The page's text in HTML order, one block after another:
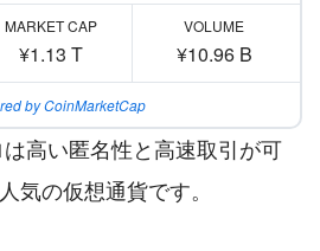
MARKET CAP
¥1.13 T
VOLUME
¥10.96 B
by CoinMarketCap
高い匿名性と高速取引が可
気の仮想通貨です。